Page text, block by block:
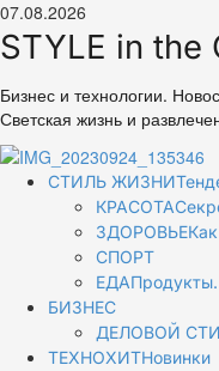
Перейти
к
содержимому
07.08.2026
STYLE in the
Бизнес и технологии.
Светская жизнь и
ОсновноеСТИЛЬ ЖИЗНИ
КРАСОТА
ЗДОРОВЬЕ
СПОРТ
ЕДА
БИЗНЕС
ДЕЛОВОЙ
ТЕХНОХИТНовинки